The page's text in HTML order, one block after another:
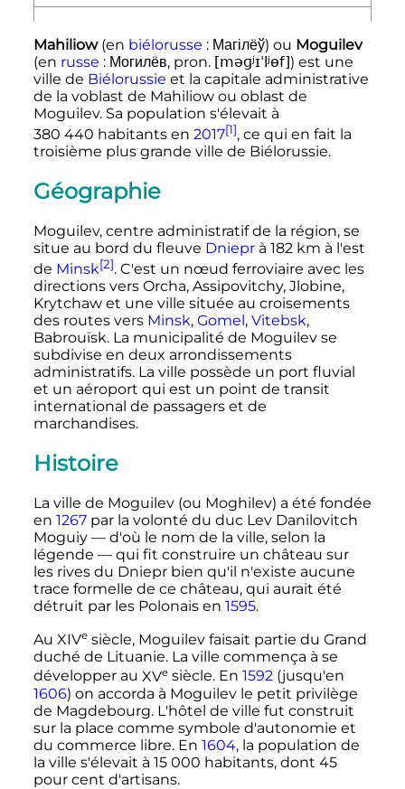
Mahiliow(en biélorusse : Магілёў) ou Moguilev
(en russe : Могилёв, pron. [məɡʲɪˈlʲɵf]) est une
ville de Biélorussie et la capitale administrative
de la voblast de Mahiliow ou oblast de
Moguilev. Sa population s'élevait à
380 440 habitantsen 2017[1], ce qui en fait la
troisième plus grande ville de Biélorussie.
Géographie
Moguilev, centre administratif de la région, se
situe au bord du fleuve Dnieprà 182 km à l'est
de Minsk[2]. C'est un nœud ferroviaire avec les
directions vers Orcha, Assipovitchy, Jlobine,
Krytchaw et une ville située au croisements
des routes vers Minsk, Gomel, Vitebsk,
Babrouïsk. La municipalité de Moguilev se
subdivise en deux arrondissements
administratifs. La ville possède un port fluvial
et un aéroport qui est un point de transit
international de passagers et de
marchandises.
Histoire
La ville de Moguilev (ou Moghilev) a été fondée
en 1267par la volonté du duc Lev Danilovitch
Moguiy — d'où le nom de la ville, selon la
légende — qui fit construire un château sur
les rives du Dniepr bien qu'il n'existe aucune
trace formelle de ce château, qui aurait été
détruit par les Polonais en 1595.
Au XIVe siècle, Moguilev faisait partie du Grand
duché de Lituanie. La ville commença à se
développer au XVe siècle. En 1592(jusqu'en
1606) on accorda à Moguilev le petit privilège
de Magdebourg. L'hôtel de ville fut construit
sur la place comme symbole d'autonomie et
du commerce libre. En 1604, la population de
la ville s'élevait à 15 000 habitants, dont 45
pour cent d'artisans.